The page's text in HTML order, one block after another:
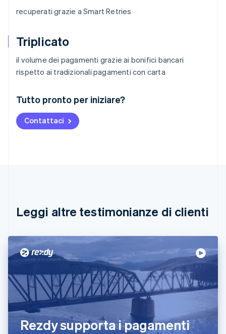
recuperati grazie a Smart Retries
Triplicato
il volume dei pagamenti grazie ai bonifici bancari
rispetto ai tradizionali pagamenti con carta
Tutto pronto per iniziare?
Contattaci
Leggi altre testimonianze di clienti
Rezdy supporta i pagamenti
Australia
English
Austria
DeutschEnglish
English Français
Cina continentale
Cipro
English
Croazia
Danimarca
English
Emirati Arabi Uniti
English
Estonia
English